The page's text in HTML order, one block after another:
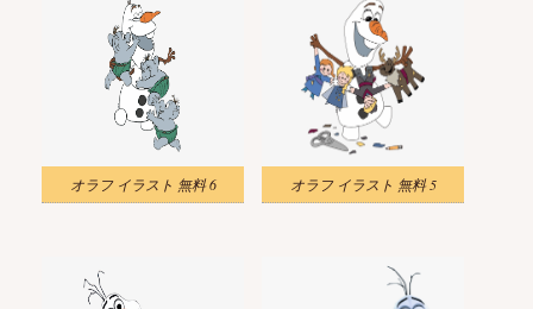
オラフ イラスト 無料 6 オラフ イラスト 無料 5